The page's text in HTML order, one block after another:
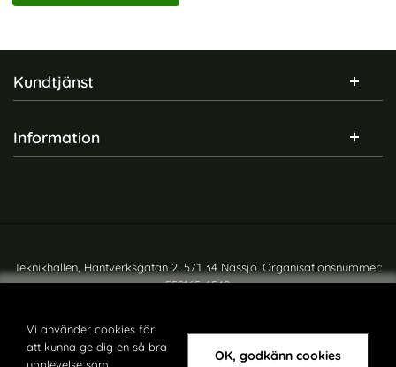
Vi använder cookies för
att kunna ge dig en så bra
OK, godkänn cookies
Sidfot Blandad info och länkar
Kundtjänst
Information
Teknikhallen, Hantverksgatan 2, 571 34 Nässjö. Organisationsnummer:
559165-6540